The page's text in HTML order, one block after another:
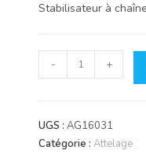
Stabilisateur à
quantité
de
à
chaine
- +
UGS :AG16031
Catégorie :Attelage